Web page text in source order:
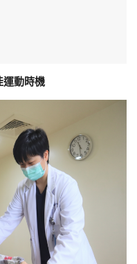
運動時機